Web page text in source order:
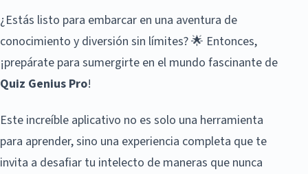
¿Estás listo para embarcar en una aventura de
conocimiento y diversión sin límites? 🌟 Entonces,
¡prepárate para sumergirte en el mundo fascinante de
Quiz Genius Pro!
Este increíble aplicativo no es solo una herramienta
para aprender, sino una experiencia completa que te
invita a desafiar tu intelecto de maneras que nunca